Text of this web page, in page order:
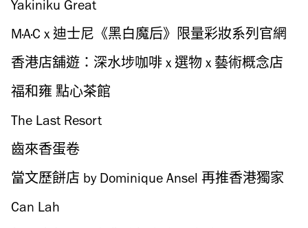
Yakiniku Great
M·A·C x 迪士尼《黑白魔后》限量彩妝系列官網
預售 Emma Stone 演繹 punk rock 搖滾妝容
香港店舖遊：深水埗咖啡 x 選物 x 藝術概念店
Womanboss
福和雍 點心茶館
The Last Resort
齒來香蛋卷
當文歷餅店 by Dominique Ansel 再推香港獨家
口味 Cronut
Can Lah